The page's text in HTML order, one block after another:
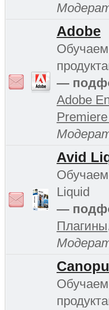
Adobe
—
Adobe
Avid
Liquid
—
Плагины